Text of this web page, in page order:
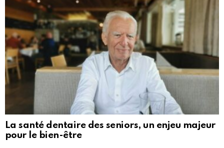
La santé dentaire des seniors, un enjeu majeur
pour le bien-être